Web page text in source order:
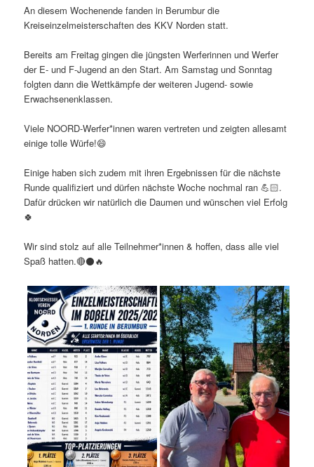
An diesem Wochenende fanden in Berumbur die
Kreiseinzelmeisterschaften des KKV Norden statt.
Bereits am Freitag gingen die jüngsten Werferinnen und Werfer
der E- und F-Jugend an den Start. Am Samstag und Sonntag
folgten dann die Wettkämpfe der weiteren Jugend- sowie
Erwachsenenklassen.
Viele NOORD-Werfer*innen waren vertreten und zeigten allesamt
einige tolle Würfe!😄
Einige haben sich zudem mit ihren Ergebnissen für die nächste
Runde qualifiziert und dürfen nächste Woche nochmal ran 💪🏻.
Dafür drücken wir natürlich die Daumen und wünschen viel Erfolg
🍀
Wir sind stolz auf alle Teilnehmer*innen & hoffen, dass alle viel
Spaß hatten.🔴⚫️🔥